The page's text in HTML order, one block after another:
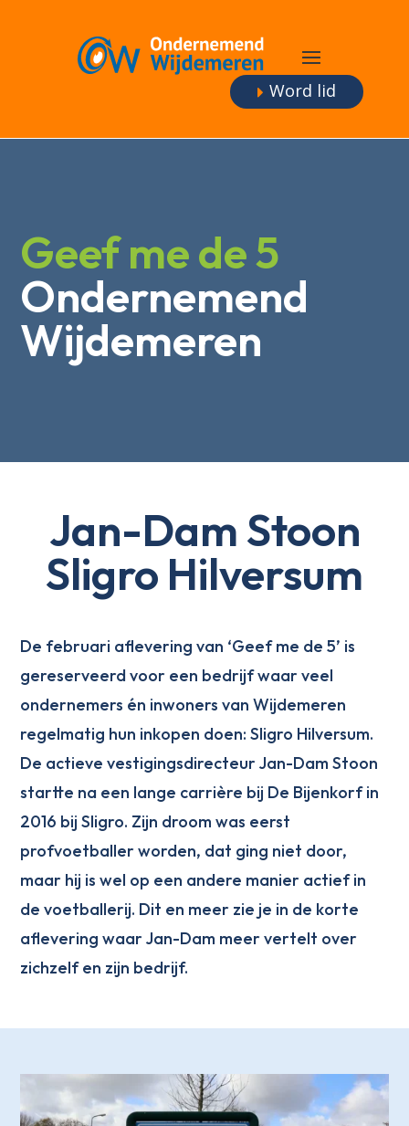
Word lid
Geef me de 5
Ondernemend
Wijdemeren
Jan-Dam Stoon
Sligro Hilversum
De februari aflevering van ‘Geef me de 5’ is
gereserveerd voor een bedrijf waar veel
ondernemers én inwoners van Wijdemeren
regelmatig hun inkopen doen: Sligro Hilversum.
De actieve vestigingsdirecteur Jan-Dam Stoon
startte na een lange carrière bij De Bijenkorf in
2016 bij Sligro. Zijn droom was eerst
profvoetballer worden, dat ging niet door,
maar hij is wel op een andere manier actief in
de voetballerij. Dit en meer zie je in de korte
aflevering waar Jan-Dam meer vertelt over
zichzelf en zijn bedrijf.